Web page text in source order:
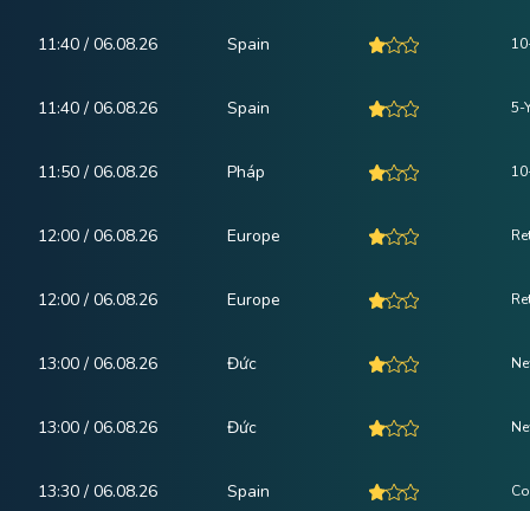
11:40 / 06.08.26 Spain
11:40 / 06.08.26 Spain 5-
11:50 / 06.08.26 Pháp
12:00 / 06.08.26 Europe
12:00 / 06.08.26 Europe
13:00 / 06.08.26 Đức
13:00 / 06.08.26 Đức
13:30 / 06.08.26 Spain